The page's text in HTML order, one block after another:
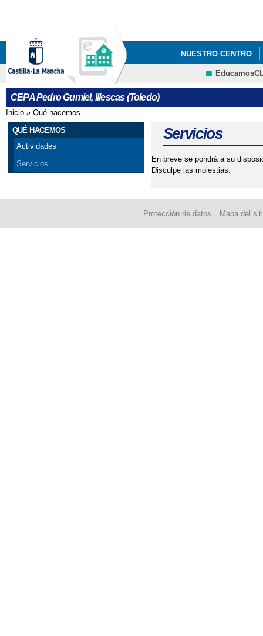
NUESTRO CENTRO
COMIENZO DE
CEPA Pedro Gumiel, Illescas (Toledo)
Se encuentra usted aquí
Inicio » Qué hacemos
QUÉ HACEMOS
Actividades
Servicios
Servicios
En breve se pondrá a su
Disculpe las molestias.
Protección de datos Mapa del